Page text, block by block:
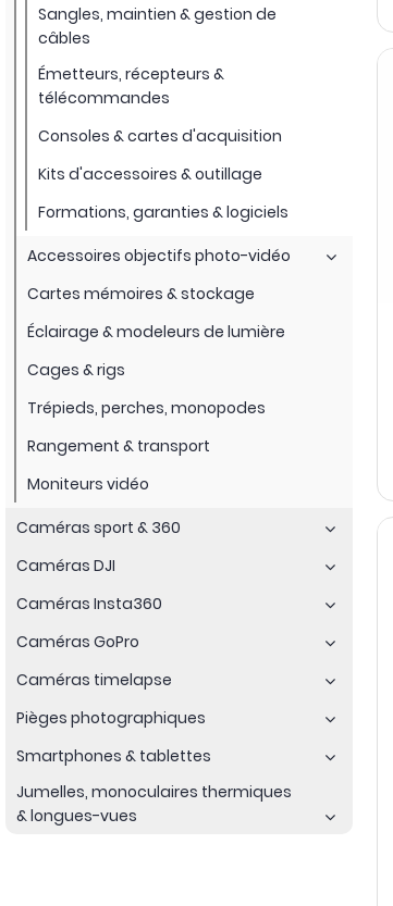
Sangles, maintien & gestion de
câbles
Émetteurs, récepteurs &
télécommandes
Consoles & cartes d'acquisition
Kits d'accessoires & outillage
Formations, garanties & logiciels
Accessoires objectifs photo-vidéo
Cartes mémoires & stockage
Éclairage & modeleurs de lumière
Cages & rigs
Trépieds, perches, monopodes
Rangement & transport
Moniteurs vidéo
Caméras sport & 360
Caméras DJI
Caméras Insta360
Caméras GoPro
Caméras timelapse
Pièges photographiques
Smartphones & tablettes
Jumelles, monoculaires thermiques
& longues-vues